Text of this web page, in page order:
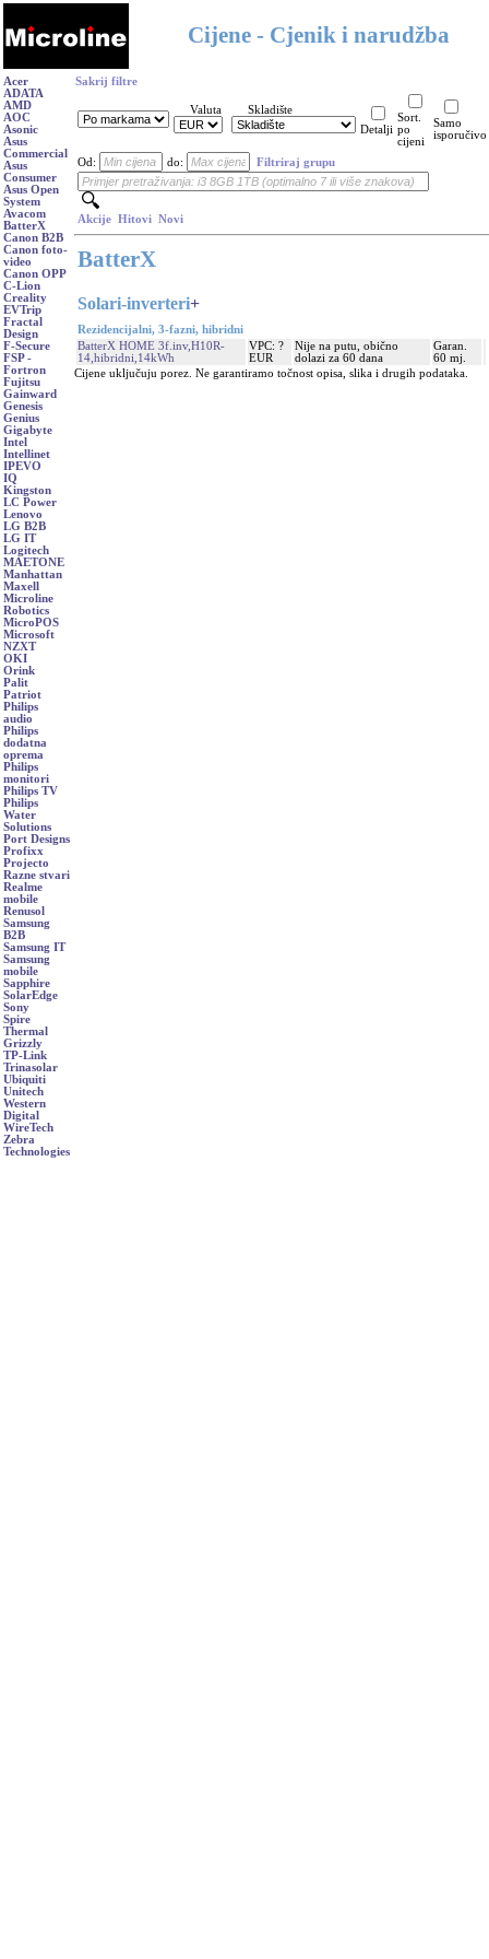
Cijene - Cjenik i narudžba
Acer
ADATA
AMD
AOC
Asonic
Asus
Commercial
Asus
Consumer
Asus Open
System
Avacom
BatterX
Canon B2B
Canon foto-
video
Canon OPP
C-Lion
Creality
EVTrip
Fractal
Design
F-Secure
FSP -
Fortron
Fujitsu
Gainward
Genesis
Genius
Gigabyte
Intel
Intellinet
IPEVO
IQ
Kingston
LC Power
Lenovo
LG B2B
LG IT
Logitech
MAETONE
Manhattan
Maxell
Microline
Robotics
MicroPOS
Microsoft
NZXT
OKI
Orink
Palit
Patriot
Philips
audio
Philips
dodatna
oprema
Philips
monitori
Philips TV
Philips
Water
Solutions
Port Designs
Profixx
Projecto
Razne stvari
Realme
mobile
Renusol
Samsung
B2B
Samsung IT
Samsung
mobile
Sapphire
SolarEdge
Sony
Spire
Thermal
Grizzly
TP-Link
Trinasolar
Ubiquiti
Unitech
Western
Digital
WireTech
Zebra
Technologies
Sakrij filtre
Valuta
Skladište
Detalji
Sort.
po
cijeni
Samo
isporučivo
Od: do: Filtriraj grupu
Akcije Hitovi Novi
BatterX
Solari-inverteri+
Rezidencijalni, 3-fazni, hibridni
BatterX HOME 3f.inv,H10R-
14,hibridni,14kWh
VPC: ?
EUR
Nije na putu, obično
dolazi za 60 dana
Garan.
60 mj.
Cijene uključuju porez. Ne garantiramo točnost opisa, slika i drugih podataka.